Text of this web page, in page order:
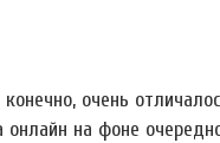
очень
на фоне